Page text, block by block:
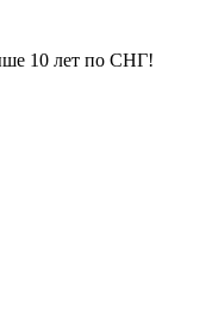
10 лет по СНГ!